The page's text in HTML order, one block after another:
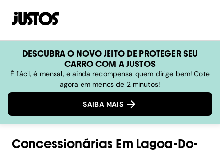
DESCUBRA O NOVO JEITO DE PROTEGER SEU
CARRO COM A JUSTOS
É fácil, é mensal, e ainda recompensa quem dirige bem! Cote
agora em menos de 2 minutos!
SAIBA MAIS
Concessionárias Em Lagoa-Do-